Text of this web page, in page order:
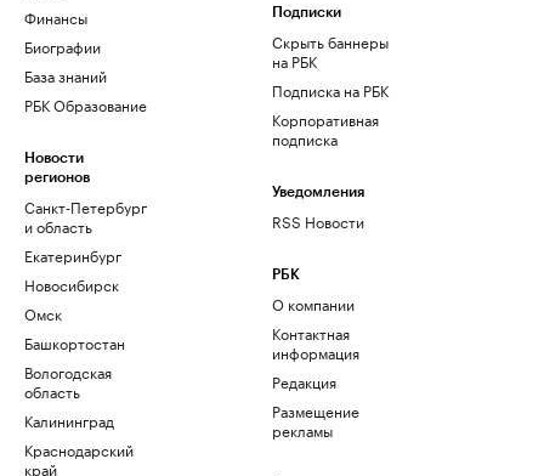
Финансы
Биографии
База знаний
РБК Образование
Новости
регионов
Санкт-Петербург
и область
Екатеринбург
Новосибирск
Омск
Башкортостан
Вологодская
область
Калининград
Краснодарский
край
Подписки
Скрыть баннеры
на РБК
Подписка на РБК
Корпоративная
подписка
Уведомления
RSS Новости
РБК
О компании
Контактная
информация
Редакция
Размещение
рекламы